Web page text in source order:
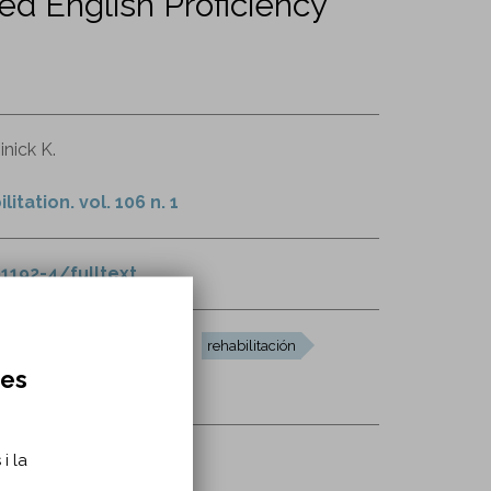
K.
vol. 106 n. 1
4/fulltext
rehabilitación
i la